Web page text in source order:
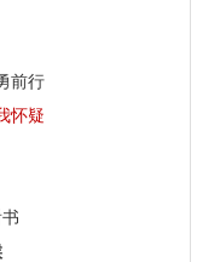
前行
怀疑